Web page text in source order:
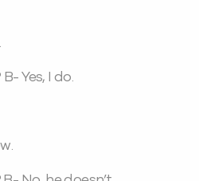
Yes, I do.